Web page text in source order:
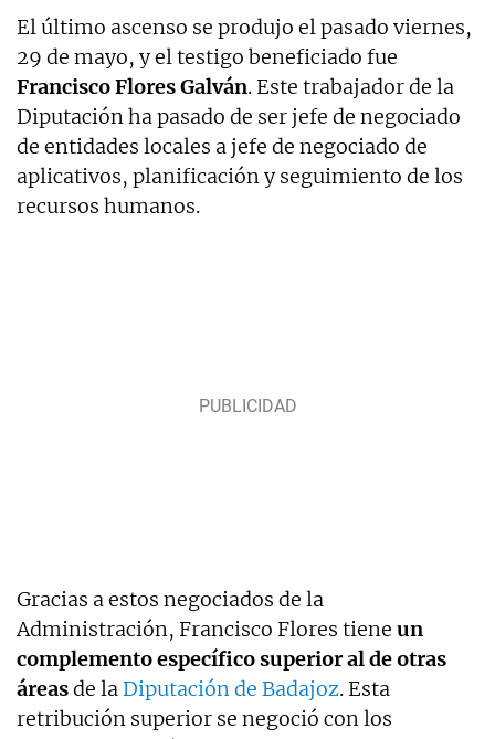
El último ascenso se produjo el pasado viernes,
29 de mayo, y el testigo beneficiado fue
Francisco Flores Galván. Este trabajador de la
Diputación ha pasado de ser jefe de negociado
de entidades locales a jefe de negociado de
aplicativos, planificación y seguimiento de los
recursos humanos.
Gracias a estos negociados de la
Administración, Francisco Flores tiene un
complemento específico superior al de otras
áreasde la Diputación de Badajoz. Esta
retribución superior se negoció con los